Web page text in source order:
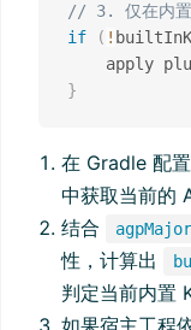
// 3. 仅在内置
if
( !
apply
}
在 Gradle 配
中获取当前的
结合
agpMajor
性，计算出
判定当前内置
如果宿主工程